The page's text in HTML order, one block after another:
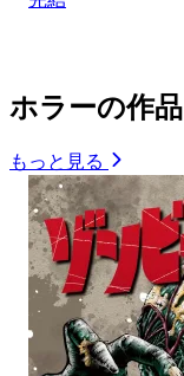
ホラーの作品
もっと見る